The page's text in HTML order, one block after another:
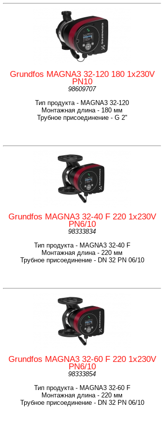
Grundfos MAGNA3 32-120 180 1x230V
PN10
98609707
Тип продукта - MAGNA3 32-120
Монтажная длина - 180 мм
Трубное присоединение - G 2"
Grundfos MAGNA3 32-40 F 220 1x230V
PN6/10
98333834
Тип продукта - MAGNA3 32-40 F
Монтажная длина - 220 мм
Трубное присоединение - DN 32 PN 06/10
Grundfos MAGNA3 32-60 F 220 1x230V
PN6/10
98333854
Тип продукта - MAGNA3 32-60 F
Монтажная длина - 220 мм
Трубное присоединение - DN 32 PN 06/10